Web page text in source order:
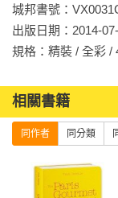
光。
法蘭朔．西蒙
記」（Le Croque-
「胡椒磨」（Le
名聲。作風低調，
在法國Direct 8電
tables）美食節目。
城邦書號：
出版日期：2014-
規格：精裝 / 全
相關書籍
同作者 同分類